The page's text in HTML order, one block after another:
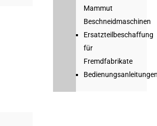
Mammut
Beschneidmaschinen
Ersatzteilbeschaffung
für
Fremdfabrikate